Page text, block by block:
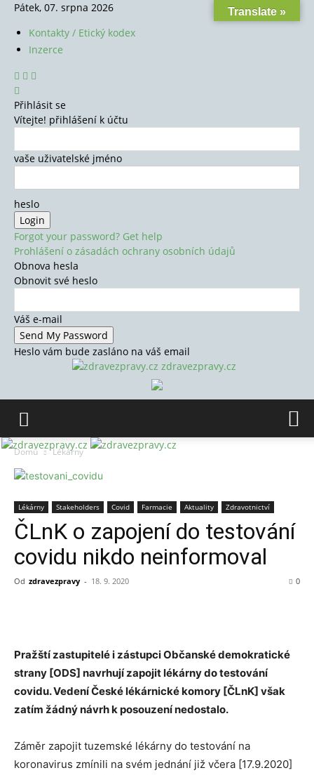
Pátek, 07. srpna 2026
Kontakty / Etický kodex
Inzerce
Přihlásit se
Vítejte! přihlášení k účtu
vaše uživatelské jméno
heslo
Forgot your password? Get help
Prohlášení o zásadách ochrany osobních údajů
Obnova hesla
Obnovit své heslo
Váš e-mail
Heslo vám bude zasláno na váš email
zdravezpravy.cz
Domů Lékárny
Lékárny Stakeholders Covid Farmacie Aktuality Zdravotnictví
ČLnK o zapojení do testování
covidu nikdo neinformoval
Od zdravezpravy - 18. 9. 2020 0
Pražští zastupitelé i zástupci Občanské demokratické
strany [ODS] navrhují zapojit lékárny do testování
covidu. Vedení České lékárnické komory [ČLnK] však
zatím žádný návrh k posouzení nedostalo.
Záměr zapojit tuzemské lékárny do testování na
koronavirus zmínili na svém jednání již včera [17.9.2020]
Translate »